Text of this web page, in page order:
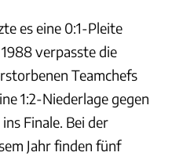
es eine 0:1-Pleite
verpasste die
Teamchefs
1:2-Niederlage gegen
Finale. Bei der
Jahr finden fünf